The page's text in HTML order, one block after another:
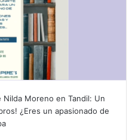
Moreno en Tandil: Un
¿Eres un apasionado de